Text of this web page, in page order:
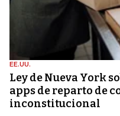
EE.UU.
Ley de Nueva York
apps de reparto de
inconstitucional